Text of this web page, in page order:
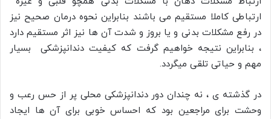
ارتباطی کاملا مستقیم می باشند بنابراین نحوه درمان صحیح نیز
در رفع مشکلات بدنی و یا بروز و شدت آن ها نیز اثر مستقیم دارد
، بنابراین نتیجه خواهیم گرفت که کیفیت دندانپزشکی بسیار
مهم و حیاتی تلقی میگردد.
در گذشته ی ، نه چندان دور دندانپزشکی محلی پر از حس رعب و
وحشت برای مراجعین بود که احساس خوبی برای آن ها ایجاد